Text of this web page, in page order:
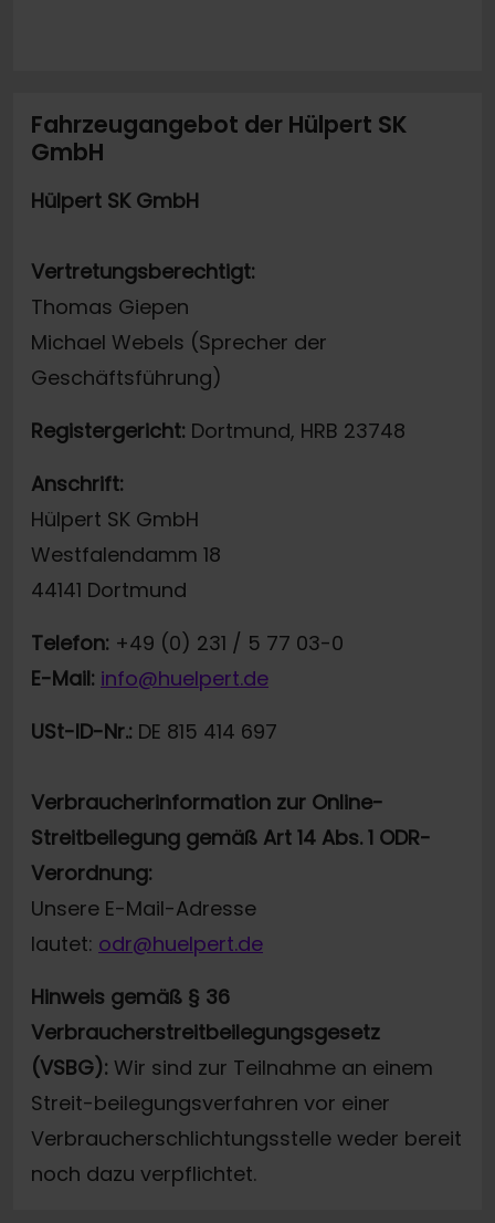
Fahrzeugangebot der Hülpert SK
GmbH
Hülpert SK GmbH
Vertretungsberechtigt:
Thomas Giepen
Michael Webels (Sprecher der
Geschäftsführung)
Registergericht: Dortmund, HRB 23748
Anschrift:
Hülpert SK GmbH
Westfalendamm 18
44141 Dortmund
Telefon: +49 (0) 231 / 5 77 03-0
E-Mail: info@huelpert.de
USt-ID-Nr.: DE 815 414 697
Verbraucherinformation zur Online-
Streitbeilegung gemäß Art 14 Abs. 1 ODR-
Verordnung:
Unsere E-Mail-Adresse
lautet: odr@huelpert.de
Hinweis gemäß § 36
Verbraucherstreitbeilegungsgesetz
(VSBG): Wir sind zur Teilnahme an einem
Streit-beilegungsverfahren vor einer
Verbraucherschlichtungsstelle weder bereit
noch dazu verpflichtet.